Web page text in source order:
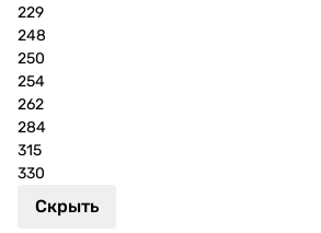
229
248
250
254
262
284
315
330
Скрыть